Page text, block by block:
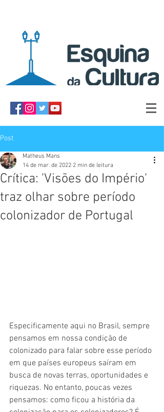
Post
Crítica: 'Visões do Império'
traz olhar sobre período
colonizador de Portugal
Matheus Mans
14 de mar. de 2022 2 min de leitura
Especificamente aqui no Brasil, sempre
pensamos em nossa condição de
colonizado para falar sobre esse período
em que países europeus saíram em
busca de novas terras, oportunidades e
riquezas. No entanto, poucas vezes
pensamos: como ficou a história da